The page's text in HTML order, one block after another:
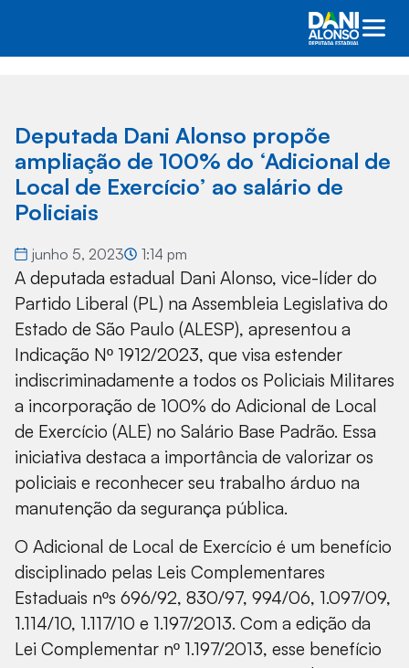
Deputada Dani Alonso propõe
ampliação de 100% do ‘Adicional de
Local de Exercício’ ao salário de
Policiais
junho 5, 2023 1:14 pm
A deputada estadual Dani Alonso, vice-líder do
Partido Liberal (PL) na Assembleia Legislativa do
Estado de São Paulo (ALESP), apresentou a
Indicação Nº 1912/2023, que visa estender
indiscriminadamente a todos os Policiais Militares
a incorporação de 100% do Adicional de Local
de Exercício (ALE) no Salário Base Padrão. Essa
iniciativa destaca a importância de valorizar os
policiais e reconhecer seu trabalho árduo na
manutenção da segurança pública.
O Adicional de Local de Exercício é um benefício
disciplinado pelas Leis Complementares
Estaduais nºs 696/92, 830/97, 994/06, 1.097/09,
1.114/10, 1.117/10 e 1.197/2013. Com a edição da
Lei Complementar nº 1.197/2013, esse benefício